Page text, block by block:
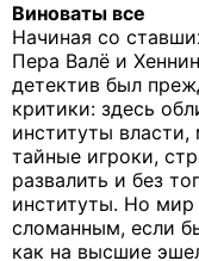
Виноваты все
Начиная со
Пера Валё и
детектив был
критики: здесь
институты
тайные игроки,
развалить и без
институты. Но
сломанным, если
как на высшие